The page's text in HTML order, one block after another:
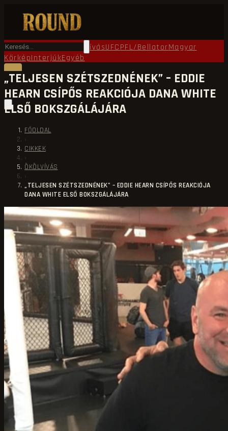
FőoldalRound TV ÖkölvívásUFCPFL/BellatorMagyar
KörképInterjúkEgyéb
„TELJESEN SZÉTSZEDNÉNEK” – EDDIE
HEARN CSÍPŐS REAKCIÓJA DANA WHITE
ELSŐ BOKSZGÁLÁJÁRA
FŐOLDAL
›
CIKKEK
›
ÖKÖLVÍVÁS
›
„TELJESEN SZÉTSZEDNÉNEK” – EDDIE HEARN CSÍPŐS REAKCIÓJA
DANA WHITE ELSŐ BOKSZGÁLÁJÁRA